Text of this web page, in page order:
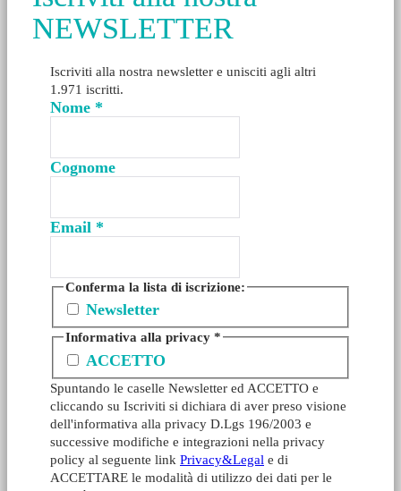
NEWSLETTER
Iscriviti alla nostra newsletter e unisciti agli altri
1.971 iscritti.
Nome *
Cognome
Email *
Conferma la lista di iscrizione:
Newsletter
Informativa alla privacy*
ACCETTO
Spuntando le caselle Newsletter ed ACCETTO e
cliccando su Iscriviti si dichiara di aver preso visione
dell'informativa alla privacy D.Lgs 196/2003 e
successive modifiche e integrazioni nella privacy
policy al seguente link Privacy&Legal e di
ACCETTARE le modalità di utilizzo dei dati per le